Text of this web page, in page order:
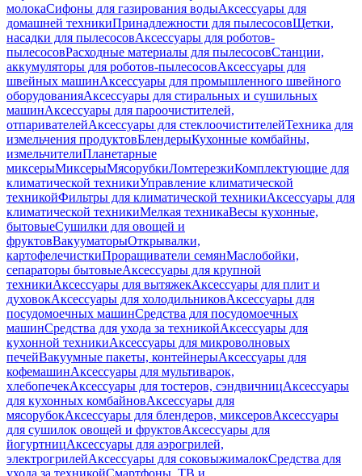
молокаСифоны для газирования водыАксессуары для
домашней техникиПринадлежности для пылесосовЩетки,
насадки для пылесосовАксессуары для роботов-
пылесосовРасходные материалы для пылесосовСтанции,
аккумуляторы для роботов-пылесосовАксессуары для
швейных машинАксессуары для промышленного швейного
оборудованияАксессуары для стиральных и сушильных
машинАксессуары для пароочистителей,
отпаривателейАксессуары для стеклоочистителейТехника для
измельчения продуктовБлендерыКухонные комбайны,
измельчителиПланетарные
миксерыМиксерыМясорубкиЛомтерезкиКомплектующие для
климатической техникиУправление климатической
техникойФильтры для климатической техникиАксессуары для
климатической техникиМелкая техникаВесы кухонные,
бытовыеСушилки для овощей и
фруктовВакууматорыОткрывалки,
картофелечисткиПроращиватели семянМаслобойки,
сепараторы бытовыеАксессуары для крупной
техникиАксессуары для вытяжекАксессуары для плит и
духовокАксессуары для холодильниковАксессуары для
посудомоечных машинСредства для посудомоечных
машинСредства для ухода за техникойАксессуары для
кухонной техникиАксессуары для микроволновых
печейВакуумные пакеты, контейнерыАксессуары для
кофемашинАксессуары для мультиварок,
хлебопечекАксессуары для тостеров, сэндвичницАксессуары
для кухонных комбайновАксессуары для
мясорубокАксессуары для блендеров, миксеровАксессуары
для сушилок овощей и фруктовАксессуары для
йогуртницАксессуары для аэрогрилей,
электрогрилейАксессуары для соковыжималокСредства для
ухода за техникойСмартфоны, ТВ и